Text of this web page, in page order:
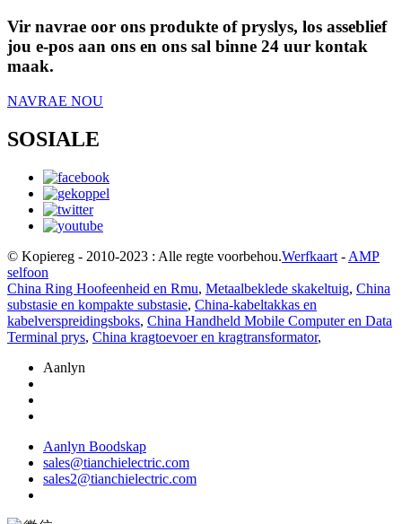
Vir navrae oor ons produkte of pryslys, los asseblief
jou e-pos aan ons en ons sal binne 24 uur kontak
maak.
NAVRAE NOU
SOSIALE
© Kopiereg - 2010-2023 : Alle regte voorbehou.Werfkaart - AMP
selfoon
China Ring Hoofeenheid en Rmu, Metaalbeklede skakeltuig, China
substasie en kompakte substasie, China-kabeltakkas en
kabelverspreidingsboks, China Handheld Mobile Computer en Data
Terminal prys, China kragtoevoer en kragtransformator,
Aanlyn
Aanlyn Boodskap
sales@tianchielectric.com
sales2@tianchielectric.com